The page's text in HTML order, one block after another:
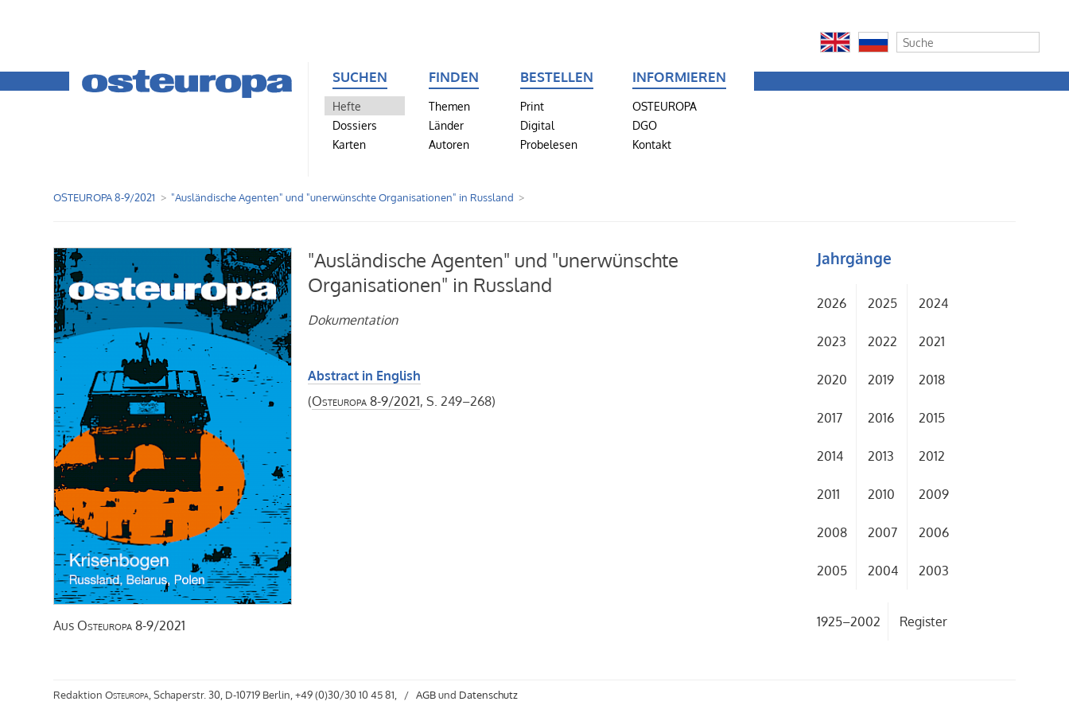
SUCHEN
Hefte
Dossiers
Karten
FINDEN
Themen
Länder
Autoren
BESTELLEN
Print
Digital
Probelesen
INFORMIEREN
OSTEUROPA
DGO
Kontakt
OSTEUROPA 8-9/2021 "Ausländische Agenten" und "unerwünschte Organisationen" in Russland
Aus Osteuropa 8-9/2021
"Ausländische Agenten" und "unerwünschte
Organisationen" in Russland
Dokumentation
Abstract in English
(Osteuropa 8-9/2021, S. 249–268)
Jahrgänge
2026 2025 2024
2023 2022 2021
2020 2019 2018
2017 2016 2015
2014 2013 2012
2011 2010 2009
2008 2007 2006
2005 2004 2003
1925–2002 Register
RedaktionOsteuropa , Schaperstr. 30, D-10719 Berlin, +49 (0)30/30 10 45 81, /AGBund Datenschutz